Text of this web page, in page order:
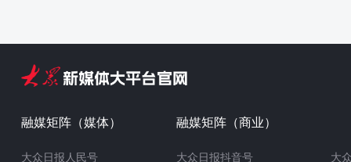
融媒矩阵（媒体）
大众日报人民号
融媒矩阵（商业）
大众日报抖音号
大